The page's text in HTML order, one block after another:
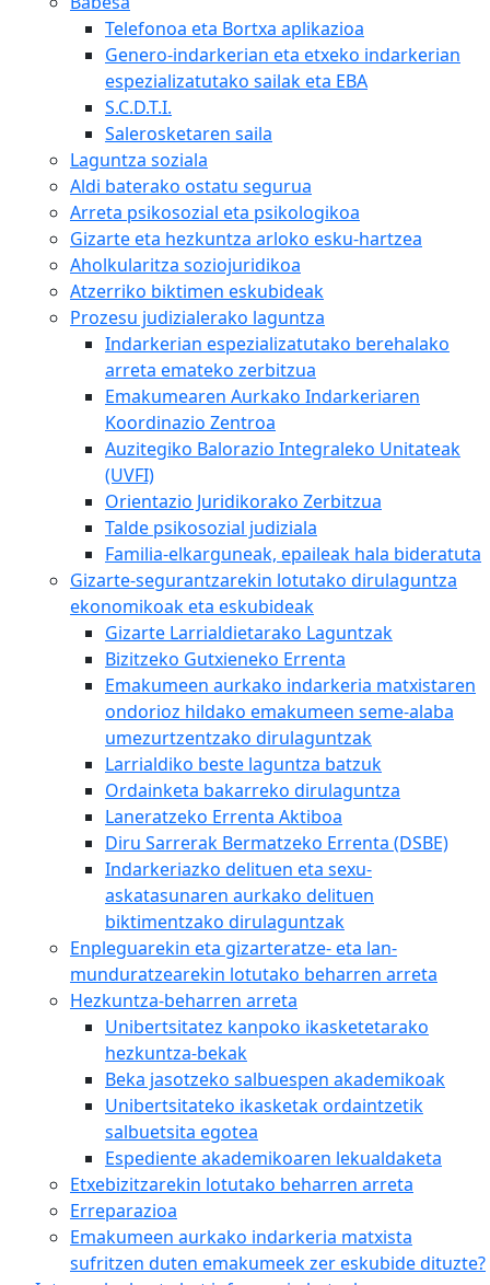
Telefonoa eta Bortxa aplikazioa
Genero-indarkerian eta etxeko indarkerian
espezializatutako sailak eta EBA
S.C.D.T.I.
Salerosketaren saila
Laguntza soziala
Aldi baterako ostatu segurua
Arreta psikosozial eta psikologikoa
Gizarte eta hezkuntza arloko esku-hartzea
Aholkularitza soziojuridikoa
Atzerriko biktimen eskubideak
Prozesu judizialerako laguntza
Indarkerian espezializatutako berehalako
arreta emateko zerbitzua
Emakumearen Aurkako Indarkeriaren
Koordinazio Zentroa
Auzitegiko Balorazio Integraleko Unitateak
(UVFI)
Orientazio Juridikorako Zerbitzua
Talde psikosozial judiziala
Familia-elkarguneak, epaileak hala bideratuta
Gizarte-segurantzarekin lotutako dirulaguntza
ekonomikoak eta eskubideak
Gizarte Larrialdietarako Laguntzak
Bizitzeko Gutxieneko Errenta
Emakumeen aurkako indarkeria matxistaren
ondorioz hildako emakumeen seme-alaba
umezurtzentzako dirulaguntzak
Larrialdiko beste laguntza batzuk
Ordainketa bakarreko dirulaguntza
Laneratzeko Errenta Aktiboa
Diru Sarrerak Bermatzeko Errenta (DSBE)
Indarkeriazko delituen eta sexu-
askatasunaren aurkako delituen
biktimentzako dirulaguntzak
Enpleguarekin eta gizarteratze- eta lan-
munduratzearekin lotutako beharren arreta
Hezkuntza-beharren arreta
Unibertsitatez kanpoko ikasketetarako
hezkuntza-bekak
Beka jasotzeko salbuespen akademikoak
Unibertsitateko ikasketak ordaintzetik
salbuetsita egotea
Espediente akademikoaren lekualdaketa
Etxebizitzarekin lotutako beharren arreta
Erreparazioa
Emakumeen aurkako indarkeria matxista
sufritzen duten emakumeek zer eskubide dituzte?